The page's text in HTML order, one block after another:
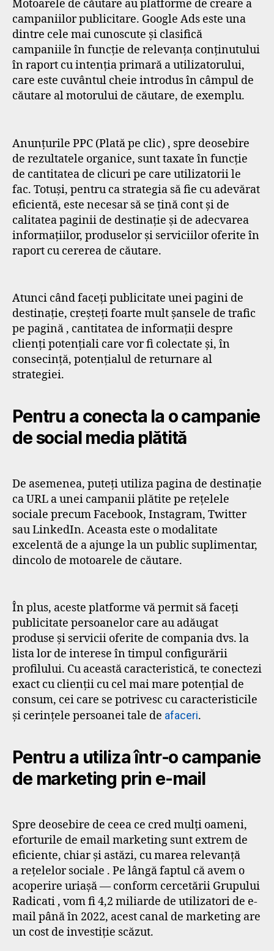
Motoarele de căutare au platforme de creare a
campaniilor publicitare. Google Ads este una
dintre cele mai cunoscute și clasifică
campaniile în funcție de relevanța conținutului
în raport cu intenția primară a utilizatorului,
care este cuvântul cheie introdus în câmpul de
căutare al motorului de căutare, de exemplu.
Anunțurile PPC (Plată pe clic) , spre deosebire
de rezultatele organice, sunt taxate în funcție
de cantitatea de clicuri pe care utilizatorii le
fac. Totuși, pentru ca strategia să fie cu adevărat
eficientă, este necesar să se țină cont și de
calitatea paginii de destinație și de adecvarea
informațiilor, produselor și serviciilor oferite în
raport cu cererea de căutare.
Atunci când faceți publicitate unei pagini de
destinație, creșteți foarte mult șansele de trafic
pe pagină , cantitatea de informații despre
clienți potențiali care vor fi colectate și, în
consecință, potențialul de returnare al
strategiei.
Pentru a conecta la o campanie
de social media plătită
De asemenea, puteți utiliza pagina de destinație
ca URL a unei campanii plătite pe rețelele
sociale precum Facebook, Instagram, Twitter
sau LinkedIn. Aceasta este o modalitate
excelentă de a ajunge la un public suplimentar,
dincolo de motoarele de căutare.
În plus, aceste platforme vă permit să faceți
publicitate persoanelor care au adăugat
produse și servicii oferite de compania dvs. la
lista lor de interese în timpul configurării
profilului. Cu această caracteristică, te conectezi
exact cu clienții cu cel mai mare potențial de
consum, cei care se potrivesc cu caracteristicile
și cerințele persoanei tale de afaceri.
Pentru a utiliza într-o campanie
de marketing prin e-mail
Spre deosebire de ceea ce cred mulți oameni,
eforturile de email marketing sunt extrem de
eficiente, chiar și astăzi, cu marea relevanță
a rețelelor sociale . Pe lângă faptul că avem o
acoperire uriașă — conform cercetării Grupului
Radicati , vom fi 4,2 miliarde de utilizatori de e-
mail până în 2022, acest canal de marketing are
un cost de investiție scăzut.